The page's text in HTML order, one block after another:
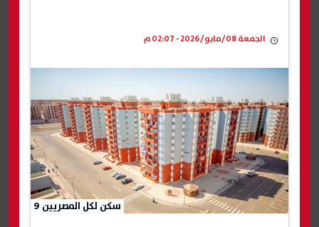
الجمعة 08/مايو/2026 - 02:07 م
سكن لكل المصريين 9